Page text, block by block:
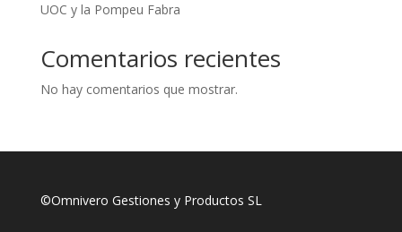
UOC y la Pompeu Fabra
Comentarios recientes
No hay comentarios que mostrar.
©Omnivero Gestiones y Productos SL